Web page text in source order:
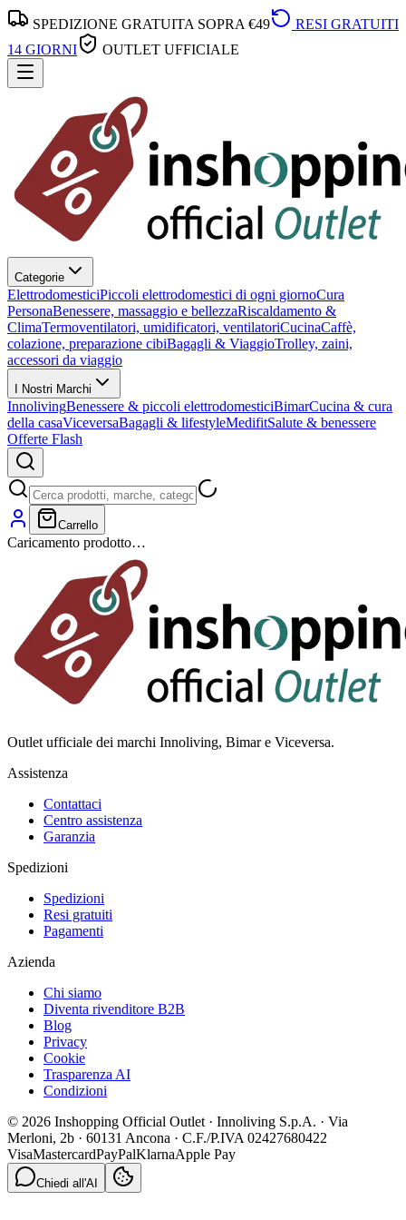
SPEDIZIONE GRATUITA SOPRA €49
RESI GRATUITI
14 GIORNI
OUTLET UFFICIALE
Categorie
ElettrodomesticiPiccoli elettrodomestici di ogni giornoCura
PersonaBenessere, massaggio e bellezzaRiscaldamento &
ClimaTermoventilatori, umidificatori, ventilatoriCucinaCaffè,
colazione, preparazione cibiBagagli & ViaggioTrolley, zaini,
accessori da viaggio
I Nostri Marchi
InnolivingBenessere & piccoli elettrodomesticiBimarCucina & cura
della casaViceversaBagagli & lifestyleMedifitSalute & benessere
Offerte Flash
Carrello
Caricamento prodotto…
Outlet ufficiale dei marchi Innoliving, Bimar e Viceversa.
Assistenza
Contattaci
Centro assistenza
Garanzia
Spedizioni
Spedizioni
Resi gratuiti
Pagamenti
Azienda
Chi siamo
Diventa rivenditore B2B
Blog
Privacy
Cookie
Trasparenza AI
Condizioni
© 2026 Inshopping Official Outlet · Innoliving S.p.A. · Via
Merloni, 2b · 60131 Ancona · C.F./P.IVA 02427680422
VisaMastercardPayPalKlarnaApple Pay
Chiedi all'AI